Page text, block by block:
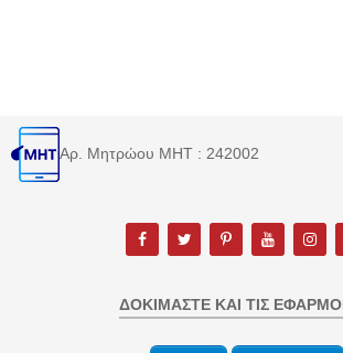
Αρ. Μητρώου MHT : 242002
ΔΟΚΙΜΆΣΤΕ ΚΑΙ ΤΙΣ